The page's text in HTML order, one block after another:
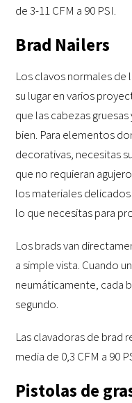
de 3-11 CFM a 90 PSI.
Brad Nailers
Los clavos normales de
su lugar en varios
que las cabezas
bien. Para elementos
decorativas, necesitas
que no requieran
los materiales
lo que necesitas para
Los brads van
a simple vista. Cuando
neumáticamente, cada
segundo.
Las clavadoras de brad
media de 0,3 CFM a 90
Pistolas de